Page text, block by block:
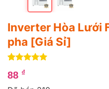
Inverter Hòa Lưới
pha [Giá Sỉ]
trên 5
dựa trên
88 ₫